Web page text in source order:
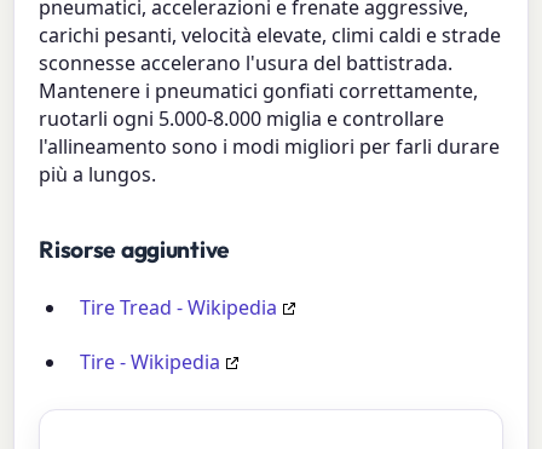
pneumatici, accelerazioni e frenate aggressive,
carichi pesanti, velocità elevate, climi caldi e strade
sconnesse accelerano l'usura del battistrada.
Mantenere i pneumatici gonfiati correttamente,
ruotarli ogni 5.000-8.000 miglia e controllare
l'allineamento sono i modi migliori per farli durare
più a lungos.
Risorse aggiuntive
Tire Tread - Wikipedia
Tire - Wikipedia